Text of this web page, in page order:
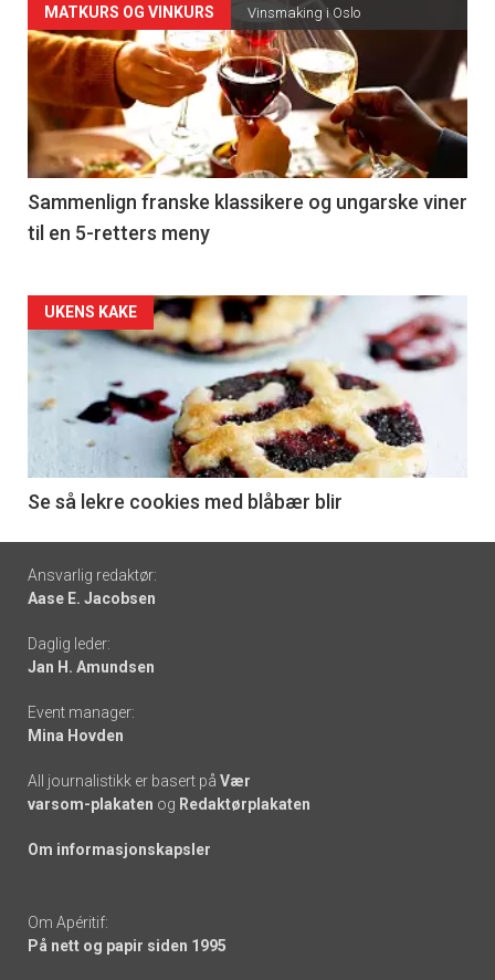
Forsiden
akkurat
nå
-
5
MATKURS OG VINKURS Vinsmaking i Oslo
Sammenlign franske klassikere og ungarske viner
til en 5-retters meny
Forsiden
akkurat
nå
6
UKENS KAKE
Se så lekre cookies med blåbær blir
Footer
-
links
Ansvarlig redaktør:
Aase E. Jacobsen
Daglig leder:
Jan H. Amundsen
Event manager:
Mina Hovden
All journalistikk er basert på Vær
varsom-plakaten og Redaktørplakaten
Om informasjonskapsler
Om Apéritif:
På nett og papir siden 1995